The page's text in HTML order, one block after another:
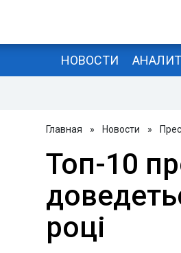
НОВОСТИ
Главная » Новости »
Топ-10
році